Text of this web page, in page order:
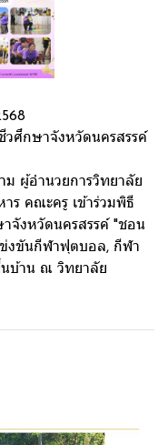
ศึกษาจังหวัดนครสรรค์
ม ผู้อำนวยการวิทยาลัย
ร คณะครู เข้าร่วมพิธี
จังหวัดนครสรรค์ "ชอน
ข่งขันกีฬาฟุตบอล, กีฬา
บ้าน ณ วิทยาลัย